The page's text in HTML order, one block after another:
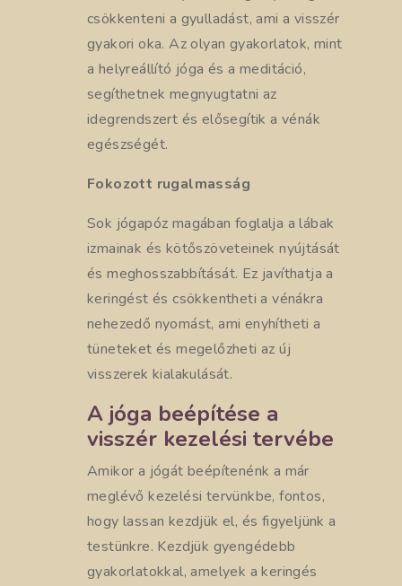
csökkenteni a gyulladást, ami a visszér
gyakori oka. Az olyan gyakorlatok, mint
a helyreállító jóga és a meditáció,
segíthetnek megnyugtatni az
idegrendszert és elősegítik a vénák
egészségét.
Fokozott rugalmasság
Sok jógapóz magában foglalja a lábak
izmainak és kötőszöveteinek nyújtását
és meghosszabbítását. Ez javíthatja a
keringést és csökkentheti a vénákra
nehezedő nyomást, ami enyhítheti a
tüneteket és megelőzheti az új
visszerek kialakulását.
A jóga beépítése a
visszér kezelési tervébe
Amikor a jógát beépítenénk a már
meglévő kezelési tervünkbe, fontos,
hogy lassan kezdjük el, és figyeljünk a
testünkre. Kezdjük gyengédebb
gyakorlatokkal, amelyek a keringés